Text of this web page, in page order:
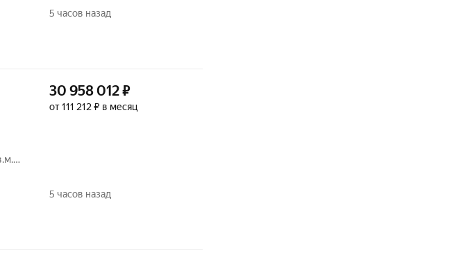
5 часов назад
30 958 012₽
от 111 212 ₽ в месяц
5 часов назад